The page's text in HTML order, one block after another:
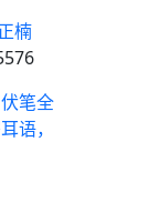
楠
笔全
语，